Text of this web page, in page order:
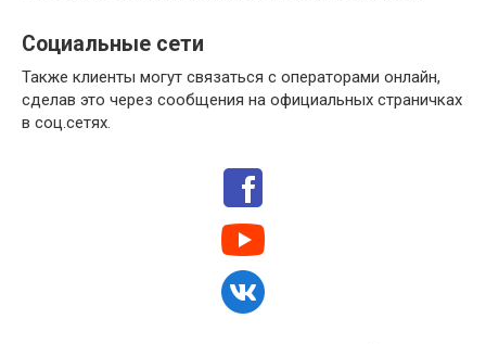
Социальные сети
Также клиенты могут связаться с операторами онлайн,
сделав это через сообщения на официальных страничках
в соц.сетях.